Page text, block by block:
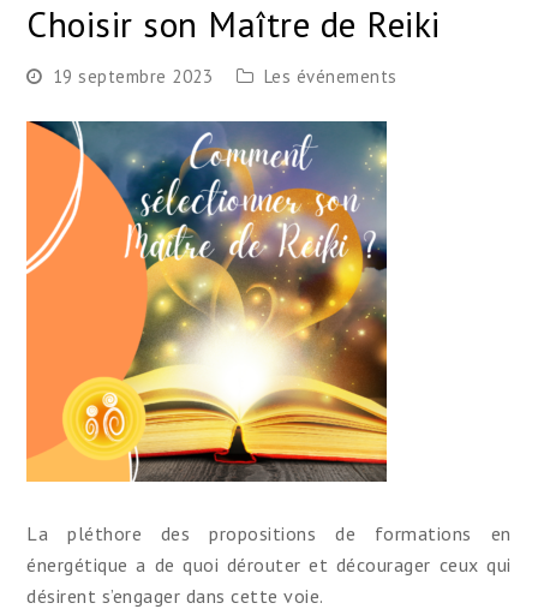
Choisir son Maître de Reiki
19 septembre 2023 Les événements
La pléthore des propositions de formations en
énergétique a de quoi dérouter et décourager ceux qui
désirent s’engager dans cette voie.